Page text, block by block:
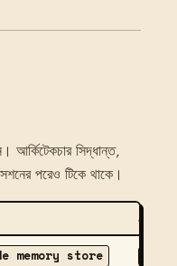
আর্কিটেকচার সিদ্ধান্ত,
পরেও টিকে থাকে।
ACCESS
memory store